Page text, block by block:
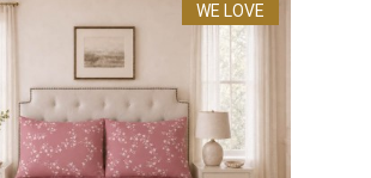
WE LOVE